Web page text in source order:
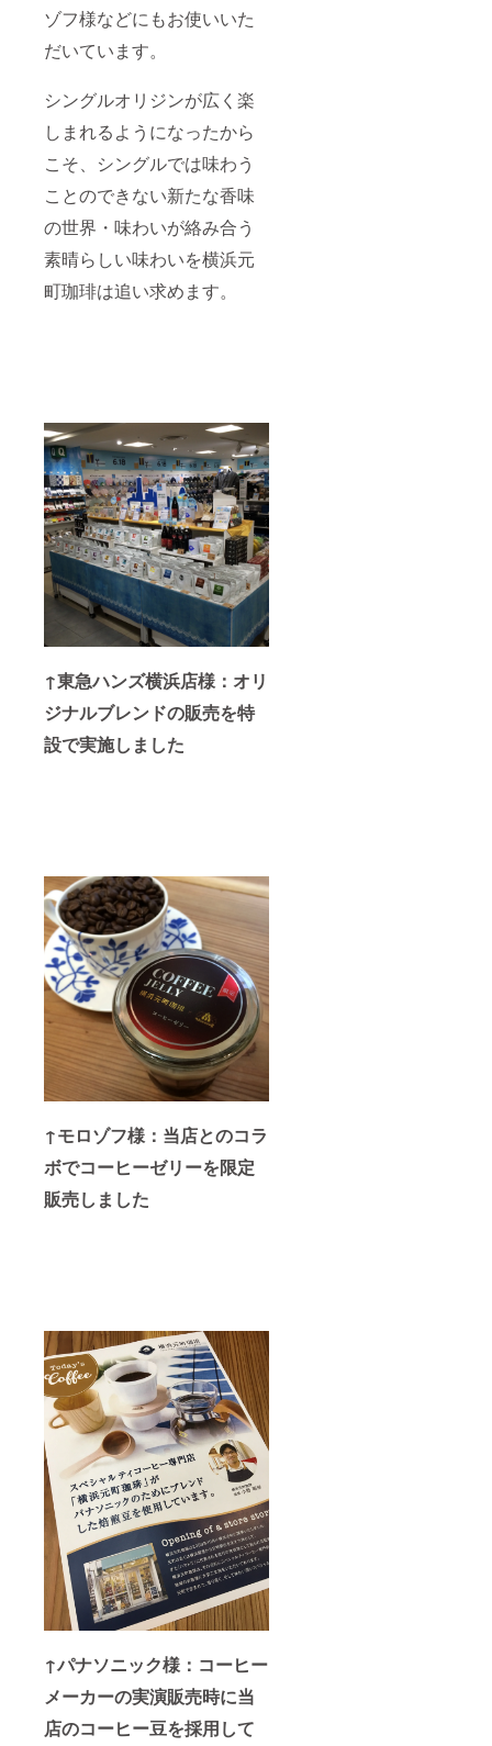
ゾフ様などにもお使いいた
だいています。
シングルオリジンが広く楽
しまれるようになったから
こそ、シングルでは味わう
ことのできない新たな香味
の世界・味わいが絡み合う
素晴らしい味わいを横浜元
町珈琲は追い求めます。
↑東急ハンズ横浜店様：オリ
ジナルブレンドの販売を特
設で実施しました
↑モロゾフ様：当店とのコラ
ボでコーヒーゼリーを限定
販売しました
↑パナソニック様：コーヒー
メーカーの実演販売時に当
店のコーヒー豆を採用して